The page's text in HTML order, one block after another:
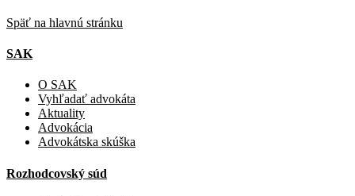
Späť na hlavnú stránku
SAK
O SAK
Vyhľadať advokáta
Aktuality
Advokácia
Advokátska skúška
Rozhodcovský súd